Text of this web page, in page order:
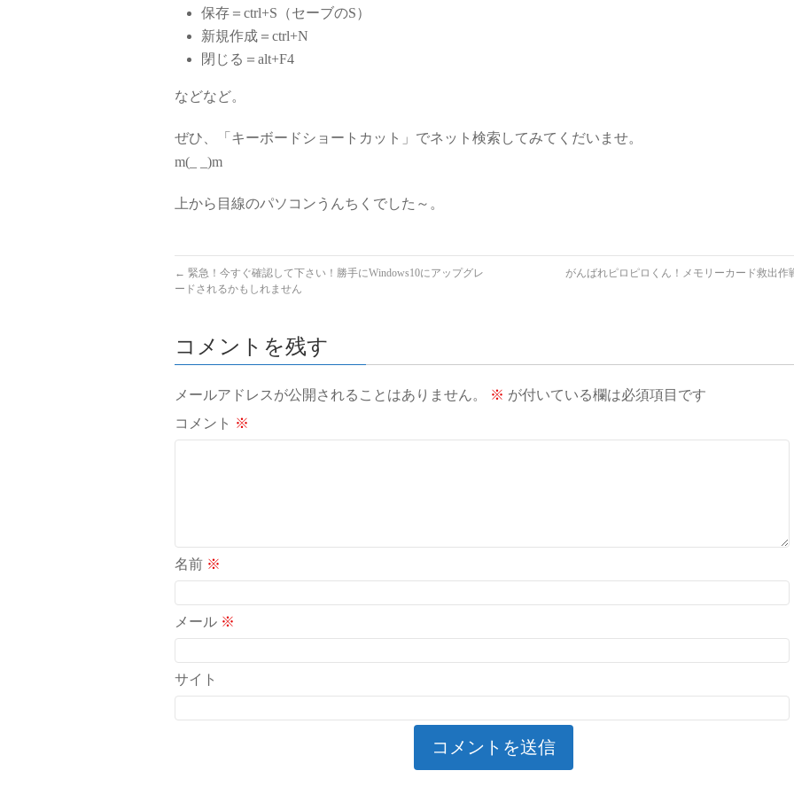
保存＝ctrl+S（セーブのS）
新規作成＝ctrl+N
閉じる＝alt+F4
などなど。
ぜひ、「キーボードショートカット」でネット検索してみてくだいませ。
m(_ _)m
上から目線のパソコンうんちくでした～。
← 緊急！今すぐ確認して下さい！勝手にWindows10にアップグレ
ードされるかもしれません
がんばれピロピロくん！メモリーカード救出作
コメントを残す
メールアドレスが公開されることはありません。 ※ が付いている欄は必須項目です
コメント ※
名前 ※
メール ※
サイト